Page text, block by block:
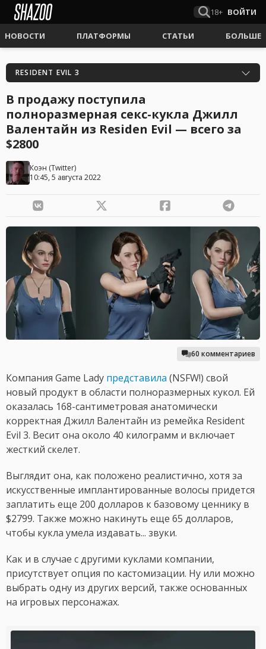
18+ ВОЙТИ
НОВОСТИ ПЛАТФОРМЫ СТАТЬИ БОЛЬШЕ
RESIDENT EVIL 3
В продажу поступила
полноразмерная секс-кукла Джилл
Валентайн из Residen Evil — всего за
$2800
Коэн (Twitter)
10:45, 5 августа 2022
60 комментариев
Компания Game Lady представила (NSFW!) свой
новый продукт в области полноразмерных кукол. Ей
оказалась 168-сантиметровая анатомически
корректная Джилл Валентайн из ремейка Resident
Evil 3. Весит она около 40 килограмм и включает
жесткий скелет.
Выглядит она, как положено реалистично, хотя за
искусственные имплантированные волосы придется
заплатить еще 200 долларов к базовому ценнику в
$2799. Также можно накинуть еще 65 долларов,
чтобы кукла умела издавать... звуки.
Как и в случае с другими куклами компании,
присутствует опция по кастомизации. Ну или можно
выбрать одну из других версий, также основанных
на игровых персонажах.